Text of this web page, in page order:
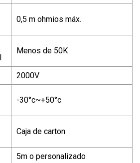
0,5 m ohmios máx.
Menos de 50K
2000V
-30°c~+50°c
Caja de carton
5m o personalizado